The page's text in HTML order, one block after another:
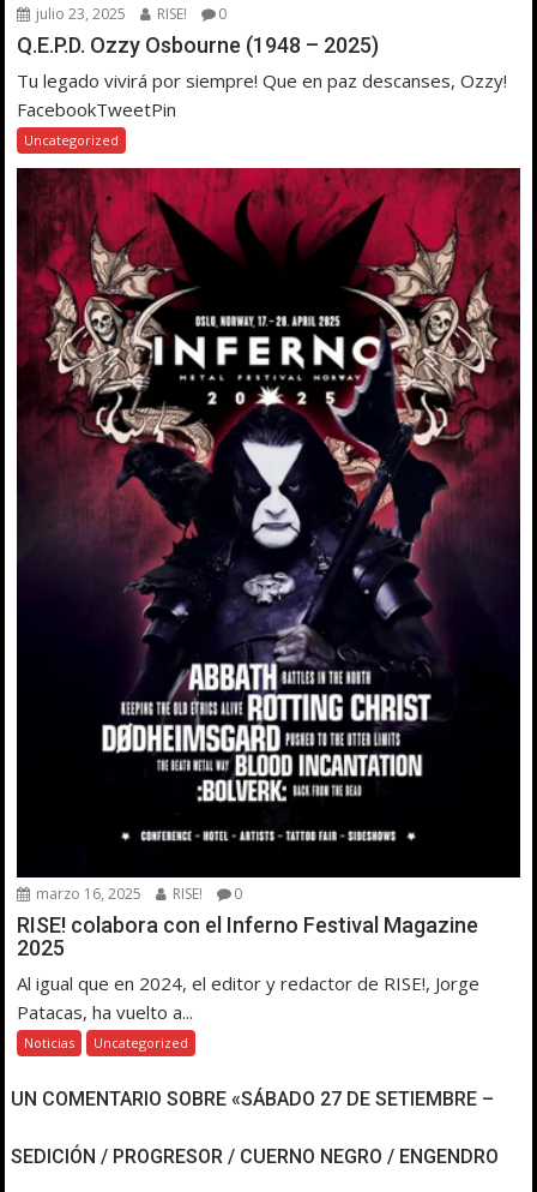
julio 23, 2025 RISE! 0
Q.E.P.D. Ozzy Osbourne (1948 – 2025)
Tu legado vivirá por siempre! Que en paz descanses, Ozzy!
FacebookTweetPin
Uncategorized
marzo 16, 2025 RISE! 0
RISE! colabora con el Inferno Festival Magazine
2025
Al igual que en 2024, el editor y redactor de RISE!, Jorge
Patacas, ha vuelto a...
Noticias Uncategorized
UN COMENTARIO SOBRE «SÁBADO 27 DE SETIEMBRE –
SEDICIÓN / PROGRESOR / CUERNO NEGRO / ENGENDRO